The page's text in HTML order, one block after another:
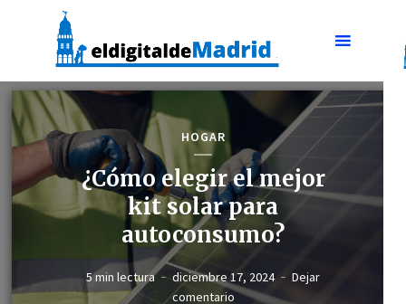
HOGAR
¿Cómo elegir el mejor
kit solar para
autoconsumo?
5 min lectura diciembre 17, 2024
Dejar
comentario